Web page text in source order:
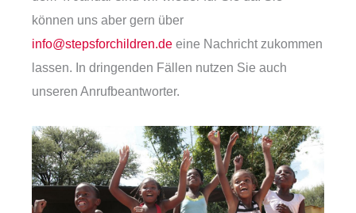
können uns aber gern über
info@stepsforchildren.de eine Nachricht zukommen
lassen. In dringenden Fällen nutzen Sie auch
unseren Anrufbeantworter.